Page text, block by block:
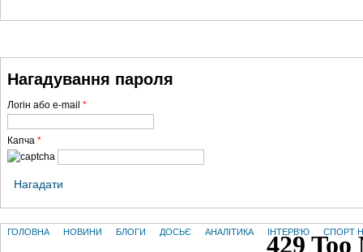
Нагадування пароля
Логін або e-mail *
Капча *
Нагадати
ГОЛОВНА НОВИНИ БЛОГИ ДОСЬЄ АНАЛІТИКА ІНТЕРВ'Ю СПОРТ